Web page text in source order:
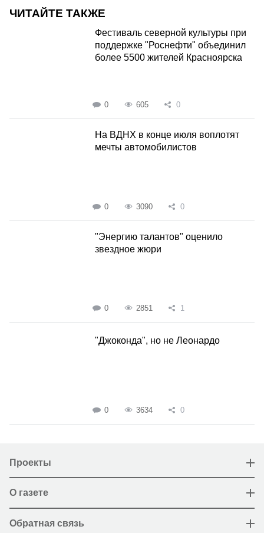
ЧИТАЙТЕ ТАКЖЕ
Фестиваль северной культуры при
поддержке "Роснефти" объединил
более 5500 жителей Красноярска
0 605 0
На ВДНХ в конце июля воплотят
мечты автомобилистов
0 3090 0
"Энергию талантов" оценило
звездное жюри
0 2851 1
"Джоконда", но не Леонардо
0 3634 0
Проекты
О газете
Обратная связь